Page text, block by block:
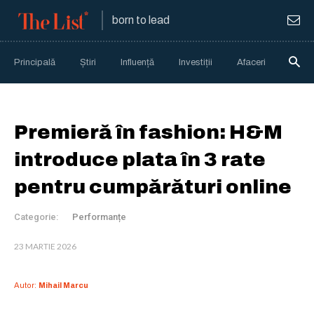
born to lead
Principală Știri Influență Investiții Afaceri
Premieră în fashion: H&M
introduce plata în 3 rate
pentru cumpărături online
Categorie: Performanțe
23 MARTIE 2026
Autor: Mihail Marcu